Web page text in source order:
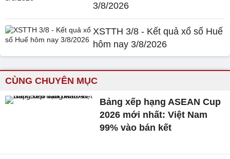
3/8/2026
XSTTH 3/8 - Kết quả xổ số Huế
hôm nay 3/8/2026
CÙNG CHUYÊN MỤC
Bảng xếp hạng ASEAN Cup
2026 mới nhất: Việt Nam
99% vào bán kết